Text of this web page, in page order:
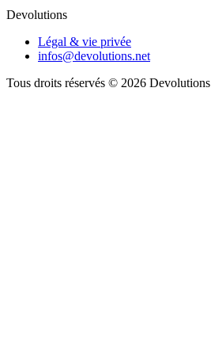
Devolutions
Légal & vie privée
infos@devolutions.net
Tous droits réservés © 2026 Devolutions